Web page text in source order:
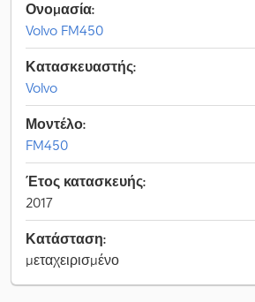
Ονομασία:
Volvo FM450
Κατασκευαστής:
Volvo
Μοντέλο:
FM450
Έτος κατασκευής:
2017
Κατάσταση:
μεταχειρισμένο